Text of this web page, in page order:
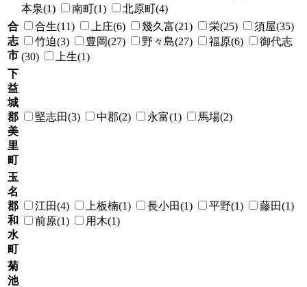
本泉(1)
南町(1)
北原町(4)
合
志
市
合生(11) 上庄(6) 幾久富(21) 栄(25)
須屋(35)
竹迫(3)
豊岡(27) 野々島(27) 福原(6)
御代志
(30)
上生(1)
下
益
城
郡
美
里
町
堅志田(3) 中郡(2) 永富(1) 馬場(2)
玉
名
郡
和
水
町
江田(4) 上板楠(1) 長小田(1) 平野(1)
藤田(1)
前原(1)
用木(1)
菊
池